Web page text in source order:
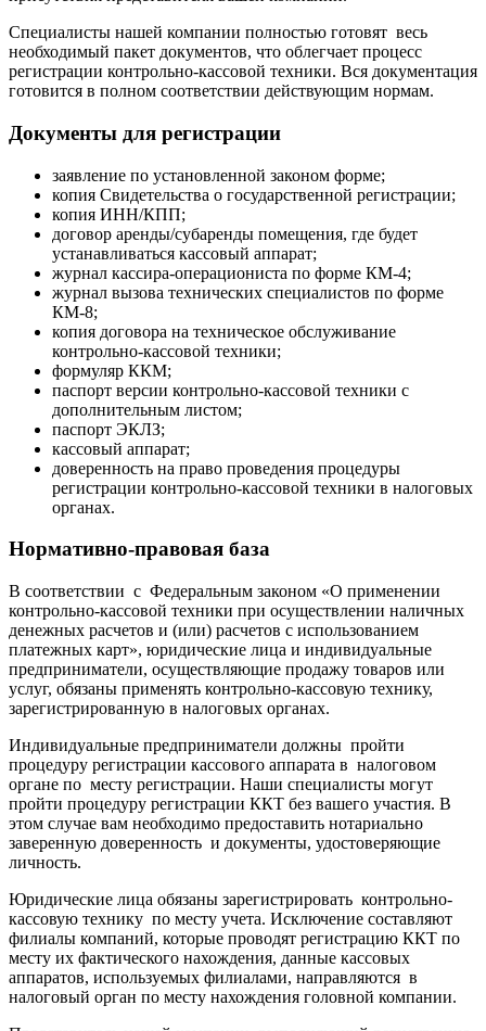
Специалисты нашей компании полностью готовят весь
необходимый пакет документов, что облегчает процесс
регистрации контрольно-кассовой техники. Вся документация
готовится в полном соответствии действующим нормам.
Документы для регистрации
заявление по установленной законом форме;
копия Свидетельства о государственной регистрации;
копия ИНН/КПП;
договор аренды/субаренды помещения, где будет
устанавливаться кассовый аппарат;
журнал кассира-операциониста по форме КМ-4;
журнал вызова технических специалистов по форме
КМ-8;
копия договора на техническое обслуживание
контрольно-кассовой техники;
формуляр ККМ;
паспорт версии контрольно-кассовой техники с
дополнительным листом;
паспорт ЭКЛЗ;
кассовый аппарат;
доверенность на право проведения процедуры
регистрации контрольно-кассовой техники в налоговых
органах.
Нормативно-правовая база
В соответствии с Федеральным законом «О применении
контрольно-кассовой техники при осуществлении наличных
денежных расчетов и (или) расчетов с использованием
платежных карт», юридические лица и индивидуальные
предприниматели, осуществляющие продажу товаров или
услуг, обязаны применять контрольно-кассовую технику,
зарегистрированную в налоговых органах.
Индивидуальные предприниматели должны пройти
процедуру регистрации кассового аппарата в налоговом
органе по месту регистрации. Наши специалисты могут
пройти процедуру регистрации ККТ без вашего участия. В
этом случае вам необходимо предоставить нотариально
заверенную доверенность и документы, удостоверяющие
личность.
Юридические лица обязаны зарегистрировать контрольно-
кассовую технику по месту учета. Исключение составляют
филиалы компаний, которые проводят регистрацию ККТ по
месту их фактического нахождения, данные кассовых
аппаратов, используемых филиалами, направляются в
налоговый орган по месту нахождения головной компании.